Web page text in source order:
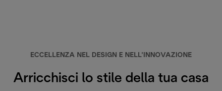
ECCELLENZA NEL DESIGN E NELL’INNOVAZIONE
Arricchisci lo stile della tua casa